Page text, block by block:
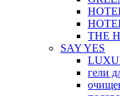
THE
SAY YES
гели